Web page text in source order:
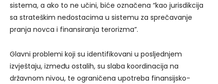
sistema, a ako to ne učini, biće označena “kao jurisdikcija
sa strateškim nedostacima u sistemu za sprečavanje
pranja novca i finansiranja terorizma”.
Glavni problemi koji su identifikovani u posljednjem
izvještaju, između ostalih, su slaba koordinacija na
državnom nivou, te ograničena upotreba finansijsko-